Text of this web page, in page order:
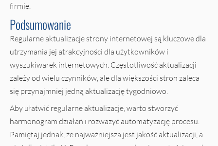
firmie.
Podsumowanie
Regularne aktualizacje strony internetowej są kluczowe dla
utrzymania jej atrakcyjności dla użytkowników i
wyszukiwarek internetowych. Częstotliwość aktualizacji
zależy od wielu czynników, ale dla większości stron zaleca
się przynajmniej jedną aktualizację tygodniowo.
Aby ułatwić regularne aktualizacje, warto stworzyć
harmonogram działań i rozważyć automatyzację procesu.
Pamiętaj jednak, że najważniejsza jest jakość aktualizacji, a